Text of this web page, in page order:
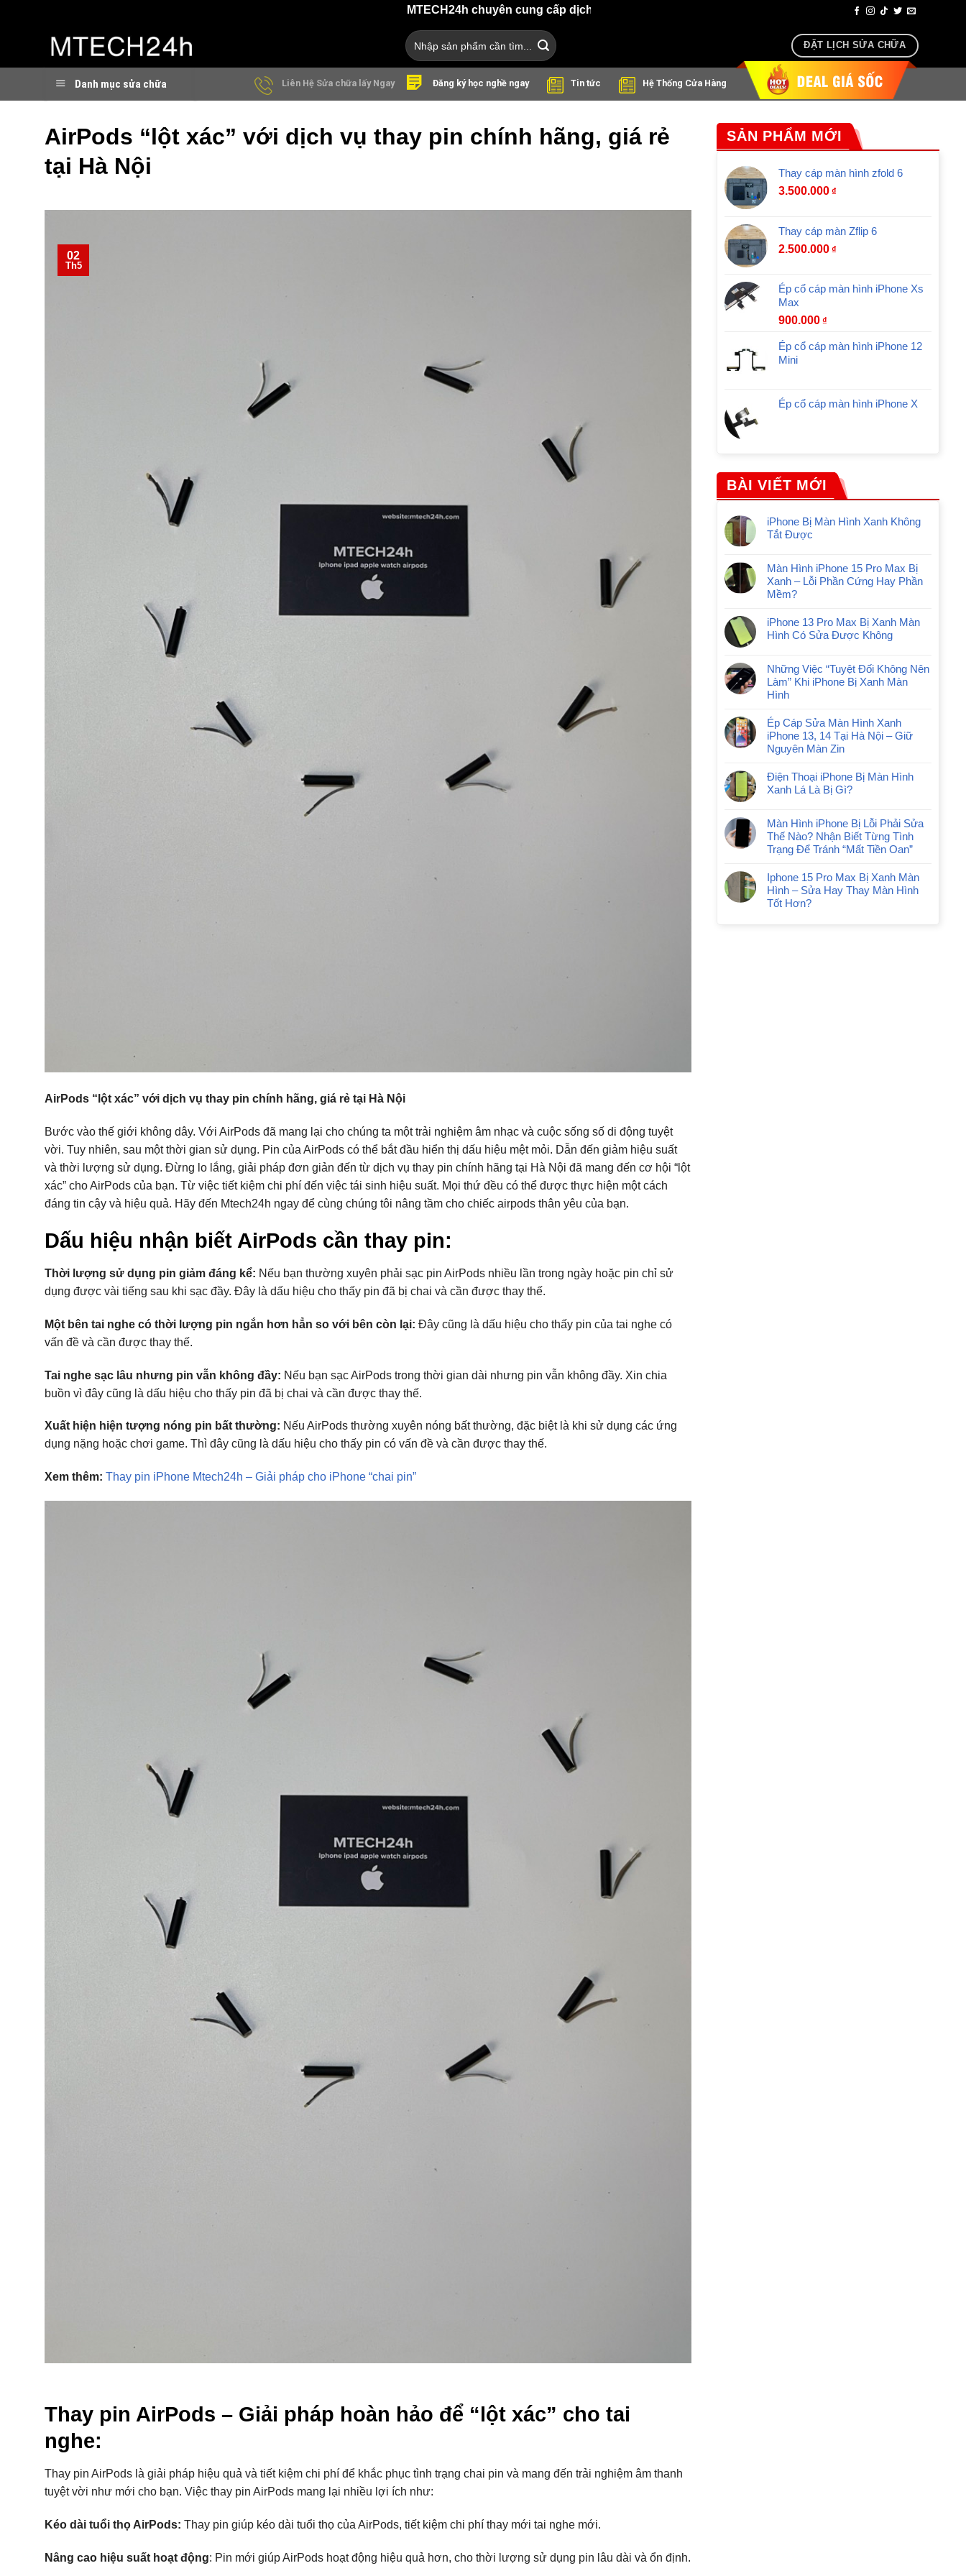
MTECH24h chuyên cung cấp dịch vụ sửa chữa điện thoại, airpods lấy ngay sau 30 phút
Search
for:
ĐẶT LỊCH SỬA CHỮA
Danh mục sửa chữa Liên Hệ Sửa chữa lấy Ngay Đăng ký học nghề ngay Tin tức Hệ Thống Cửa Hàng
AirPods “lột xác” với dịch vụ thay pin chính hãng, giá rẻ
tại Hà Nội
02
Th5
AirPods “lột xác” với dịch vụ thay pin chính hãng, giá rẻ tại Hà Nội
Bước vào thế giới không dây. Với AirPods đã mang lại cho chúng ta một trải nghiệm âm nhạc và cuộc sống số di động tuyệt
vời. Tuy nhiên, sau một thời gian sử dụng. Pin của AirPods có thể bắt đầu hiển thị dấu hiệu mệt mỏi. Dẫn đến giảm hiệu suất
và thời lượng sử dụng. Đừng lo lắng, giải pháp đơn giản đến từ dịch vụ thay pin chính hãng tại Hà Nội đã mang đến cơ hội “lột
xác” cho AirPods của bạn. Từ việc tiết kiệm chi phí đến việc tái sinh hiệu suất. Mọi thứ đều có thể được thực hiện một cách
đáng tin cậy và hiệu quả. Hãy đến Mtech24h ngay để cùng chúng tôi nâng tầm cho chiếc airpods thân yêu của bạn.
Dấu hiệu nhận biết AirPods cần thay pin:
Thời lượng sử dụng pin giảm đáng kể: Nếu bạn thường xuyên phải sạc pin AirPods nhiều lần trong ngày hoặc pin chỉ sử
dụng được vài tiếng sau khi sạc đầy. Đây là dấu hiệu cho thấy pin đã bị chai và cần được thay thế.
Một bên tai nghe có thời lượng pin ngắn hơn hẳn so với bên còn lại: Đây cũng là dấu hiệu cho thấy pin của tai nghe có
vấn đề và cần được thay thế.
Tai nghe sạc lâu nhưng pin vẫn không đầy: Nếu bạn sạc AirPods trong thời gian dài nhưng pin vẫn không đầy. Xin chia
buồn vì đây cũng là dấu hiệu cho thấy pin đã bị chai và cần được thay thế.
Xuất hiện hiện tượng nóng pin bất thường: Nếu AirPods thường xuyên nóng bất thường, đặc biệt là khi sử dụng các ứng
dụng nặng hoặc chơi game. Thì đây cũng là dấu hiệu cho thấy pin có vấn đề và cần được thay thế.
Xem thêm: Thay pin iPhone Mtech24h – Giải pháp cho iPhone “chai pin”
Thay pin AirPods – Giải pháp hoàn hảo để “lột xác” cho tai
nghe:
Thay pin AirPods là giải pháp hiệu quả và tiết kiệm chi phí để khắc phục tình trạng chai pin và mang đến trải nghiệm âm thanh
tuyệt vời như mới cho bạn. Việc thay pin AirPods mang lại nhiều lợi ích như:
Kéo dài tuổi thọ AirPods: Thay pin giúp kéo dài tuổi thọ của AirPods, tiết kiệm chi phí thay mới tai nghe mới.
Nâng cao hiệu suất hoạt động: Pin mới giúp AirPods hoạt động hiệu quả hơn, cho thời lượng sử dụng pin lâu dài và ổn định.
SẢN PHẨM MỚI
Thay cáp màn hình zfold 6
3.500.000 ₫
Thay cáp màn Zflip 6
2.500.000 ₫
Ép cổ cáp màn hình iPhone Xs
Max
900.000 ₫
Ép cổ cáp màn hình iPhone 12
Mini
Ép cổ cáp màn hình iPhone X
BÀI VIẾT MỚI
iPhone Bị Màn Hình Xanh Không
Tắt Được
Màn Hình iPhone 15 Pro Max Bị
Xanh – Lỗi Phần Cứng Hay Phần
Mềm?
iPhone 13 Pro Max Bị Xanh Màn
Hình Có Sửa Được Không
Những Việc “Tuyệt Đối Không Nên
Làm” Khi iPhone Bị Xanh Màn
Hình
Ép Cáp Sửa Màn Hình Xanh
iPhone 13, 14 Tại Hà Nội – Giữ
Nguyên Màn Zin
Điện Thoại iPhone Bị Màn Hình
Xanh Lá Là Bị Gì?
Màn Hình iPhone Bị Lỗi Phải Sửa
Thế Nào? Nhận Biết Từng Tình
Trạng Để Tránh “Mất Tiền Oan”
Iphone 15 Pro Max Bị Xanh Màn
Hình – Sửa Hay Thay Màn Hình
Tốt Hơn?